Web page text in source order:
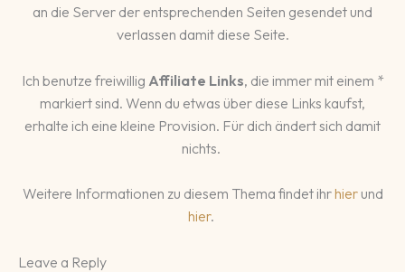
an die Server der entsprechenden Seiten gesendet und
verlassen damit diese Seite.
Ich benutze freiwillig Affiliate Links, die immer mit einem *
markiert sind. Wenn du etwas über diese Links kaufst,
erhalte ich eine kleine Provision. Für dich ändert sich damit
nichts.
Weitere Informationen zu diesem Thema findet ihrhierund
hier.
Leave a Reply